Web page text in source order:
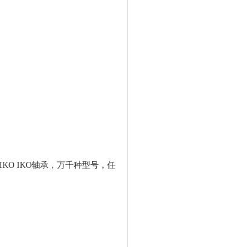
IKO轴承，万千种型号，任